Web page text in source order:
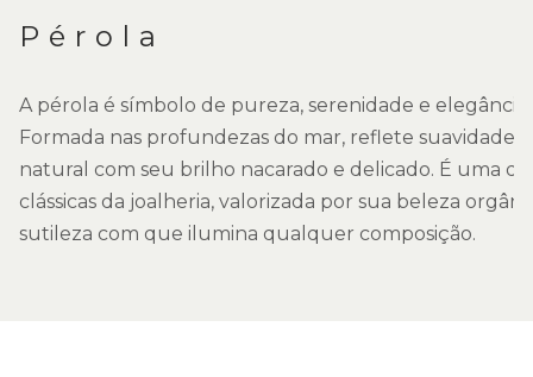
Pérola
A pérola é símbolo de pureza, serenidade e
Formada nas profundezas do mar, reflete suavidade
natural com seu brilho nacarado e delicado. É uma
clássicas da joalheria, valorizada por sua beleza
sutileza com que ilumina qualquer composição.